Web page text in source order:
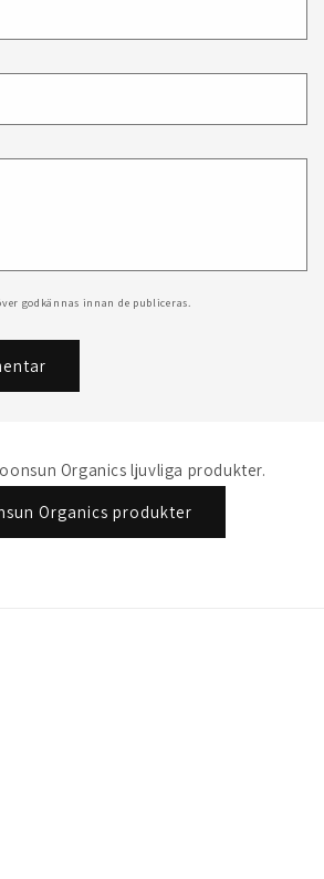
godkännas innan de publiceras.
Organics ljuvliga produkter.
Organics produkter